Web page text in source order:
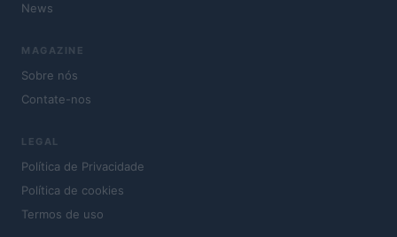
News
MAGAZINE
Sobre nós
Contate-nos
LEGAL
Política de Privacidade
Política de cookies
Termos de uso